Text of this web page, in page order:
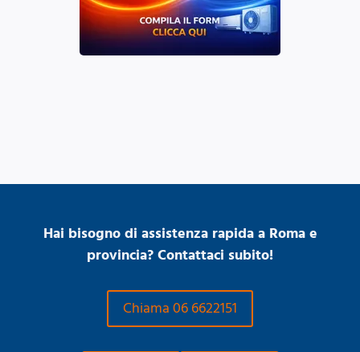
Hai bisogno di assistenza rapida a Roma e
provincia? Contattaci subito!
Chiama 06 6622151